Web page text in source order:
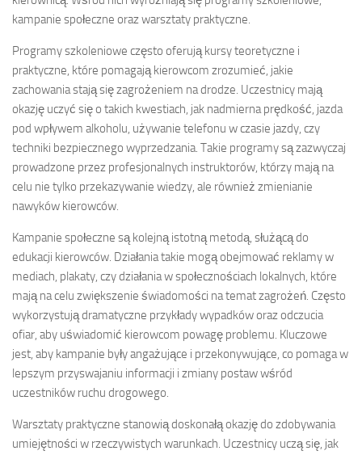
kampanie społeczne oraz warsztaty praktyczne.
Programy szkoleniowe często oferują kursy teoretyczne i
praktyczne, które pomagają kierowcom zrozumieć, jakie
zachowania stają się zagrożeniem na drodze. Uczestnicy mają
okazję uczyć się o takich kwestiach, jak nadmierna prędkość, jazda
pod wpływem alkoholu, używanie telefonu w czasie jazdy, czy
techniki bezpiecznego wyprzedzania. Takie programy są zazwyczaj
prowadzone przez profesjonalnych instruktorów, którzy mają na
celu nie tylko przekazywanie wiedzy, ale również zmienianie
nawyków kierowców.
Kampanie społeczne są kolejną istotną metodą, służącą do
edukacji kierowców. Działania takie mogą obejmować reklamy w
mediach, plakaty, czy działania w społecznościach lokalnych, które
mają na celu zwiększenie świadomości na temat zagrożeń. Często
wykorzystują dramatyczne przykłady wypadków oraz odczucia
ofiar, aby uświadomić kierowcom powagę problemu. Kluczowe
jest, aby kampanie były angażujące i przekonywujące, co pomaga w
lepszym przyswajaniu informacji i zmiany postaw wśród
uczestników ruchu drogowego.
Warsztaty praktyczne stanowią doskonałą okazję do zdobywania
umiejętności w rzeczywistych warunkach. Uczestnicy uczą się, jak